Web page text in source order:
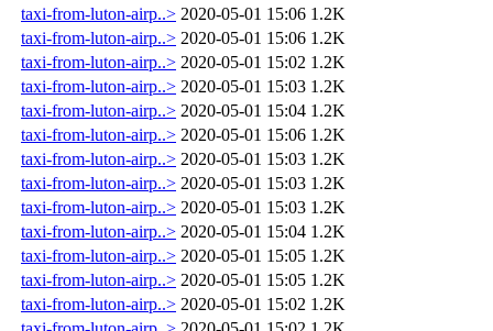
taxi-from-luton-airp..> 2020-05-01 15:06 1.2K
taxi-from-luton-airp..> 2020-05-01 15:06 1.2K
taxi-from-luton-airp..> 2020-05-01 15:02 1.2K
taxi-from-luton-airp..> 2020-05-01 15:03 1.2K
taxi-from-luton-airp..> 2020-05-01 15:04 1.2K
taxi-from-luton-airp..> 2020-05-01 15:06 1.2K
taxi-from-luton-airp..> 2020-05-01 15:03 1.2K
taxi-from-luton-airp..> 2020-05-01 15:03 1.2K
taxi-from-luton-airp..> 2020-05-01 15:03 1.2K
taxi-from-luton-airp..> 2020-05-01 15:04 1.2K
taxi-from-luton-airp..> 2020-05-01 15:05 1.2K
taxi-from-luton-airp..> 2020-05-01 15:05 1.2K
taxi-from-luton-airp..> 2020-05-01 15:02 1.2K